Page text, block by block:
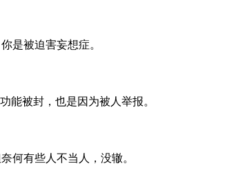
是被迫害妄想症。
能被封，也是因为被人举报。
何有些人不当人，没辙。